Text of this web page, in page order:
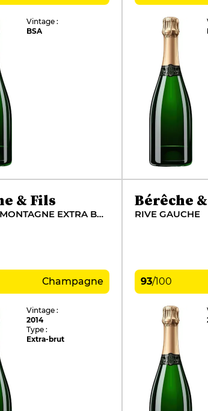
Vintage :
BSA
& Fils
RILLY-LA-MONTAGNE EXTRA BRUT (1ER CRU PINOT NOIR MILLÉSIMÉ)
Champagne
Vintage :
2014
Type :
Extra-brut
Bérêche
RIVE GAUCHE
93/100